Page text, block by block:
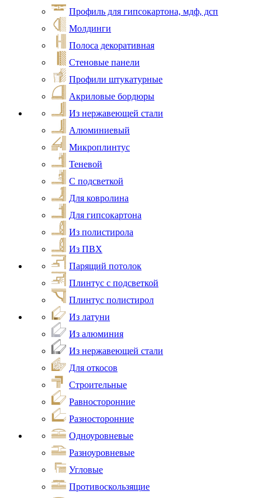
Профиль для гипсокартона, мдф, дсп
Молдинги
Полоса декоративная
Стеновые панели
Профили штукатурные
Акриловые бордюры
Из нержавеющей стали
Алюминиевый
Микроплинтус
Теневой
С подсветкой
Для ковролина
Для гипсокартона
Из полистирола
Из ПВХ
Парящий потолок
Плинтус с подсветкой
Плинтус полистирол
Из латуни
Из алюминия
Из нержавеющей стали
Для откосов
Строительные
Равносторонние
Разносторонние
Одноуровневые
Разноуровневые
Угловые
Противоскользящие